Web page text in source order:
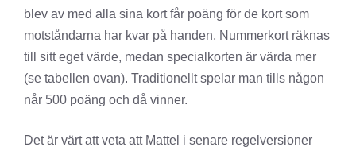
blev av med alla sina kort får poäng för de kort som
motståndarna har kvar på handen. Nummerkort räknas
till sitt eget värde, medan specialkorten är värda mer
(se tabellen ovan). Traditionellt spelar man tills någon
når 500 poäng och då vinner.
Det är värt att veta att Mattel i senare regelversioner